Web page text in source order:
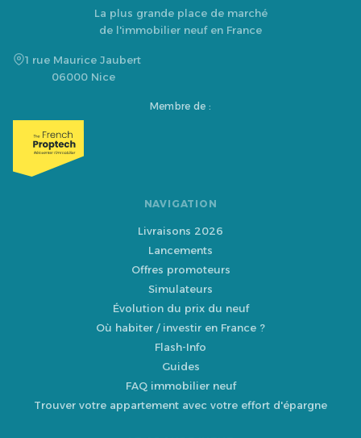
La plus grande place de marché
de l'immobilier neuf en France
1 rue Maurice Jaubert
06000 Nice
Membre de :
NAVIGATION
Livraisons 2026
Lancements
Offres promoteurs
Simulateurs
Évolution du prix du neuf
Où habiter / investir en France ?
Flash-Info
Guides
FAQ immobilier neuf
Trouver votre appartement avec votre effort d'épargne